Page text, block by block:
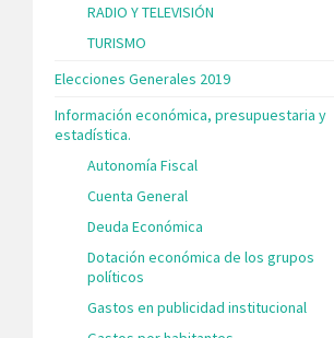
RADIO Y TELEVISIÓN
TURISMO
Elecciones Generales 2019
Información económica, presupuestaria y
estadística.
Autonomía Fiscal
Cuenta General
Deuda Económica
Dotación económica de los grupos
políticos
Gastos en publicidad institucional